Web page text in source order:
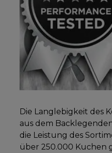
Die Langlebigkeit des
aus dem
die Leistung des
über 250.000 Kuchen